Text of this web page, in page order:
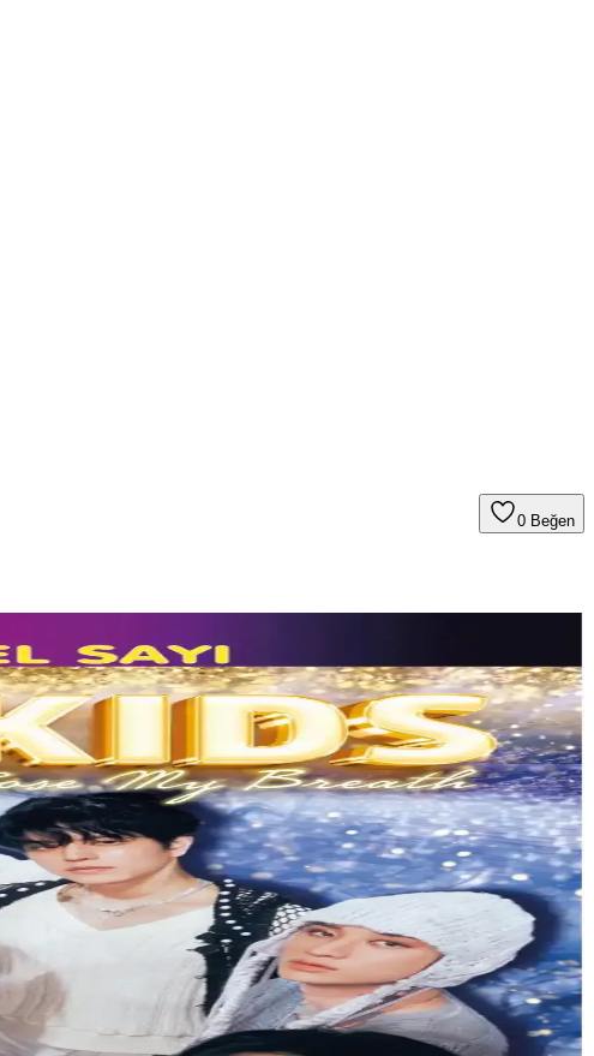
0 Beğen
Öğrenme süreci ve kişiselleştirme detayları ele alınıyor.
spor deneyimi sunar.
konforlu yüzme sağlar.
pratik ve güvenli boyama setidir.